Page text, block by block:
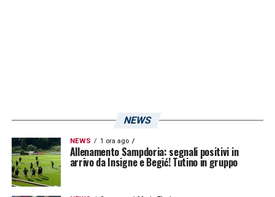
NEWS
NEWS 1 ora ago
Allenamento Sampdoria: segnali positivi in
arrivo da Insigne e Begić! Tutino in gruppo